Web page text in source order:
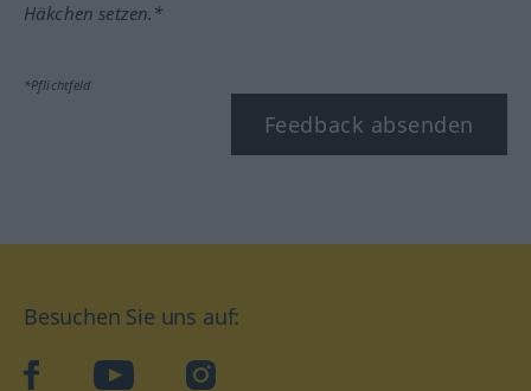
Häkchen setzen.*
*Pflichtfeld
Feedback absenden
Besuchen Sie uns auf:
facebookYouTube Instagram